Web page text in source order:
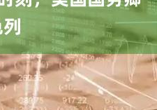
沪深300 4651.31 -6.85